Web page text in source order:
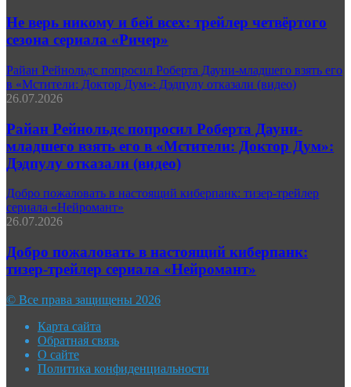
Не верь никому и бей всех: трейлер четвёртого
сезона сериала «Ричер»
Райан Рейнольдс попросил Роберта Дауни-младшего взять его
в «Мстители: Доктор Дум»: Дэдпулу отказали (видео)
26.07.2026
Райан Рейнольдс попросил Роберта Дауни-
младшего взять его в «Мстители: Доктор Дум»:
Дэдпулу отказали (видео)
Добро пожаловать в настоящий киберпанк: тизер-трейлер
сериала «Нейромант»
26.07.2026
Добро пожаловать в настоящий киберпанк:
тизер-трейлер сериала «Нейромант»
© Все права защищены 2026
Карта сайта
Обратная связь
О сайте
Политика конфиденциальности